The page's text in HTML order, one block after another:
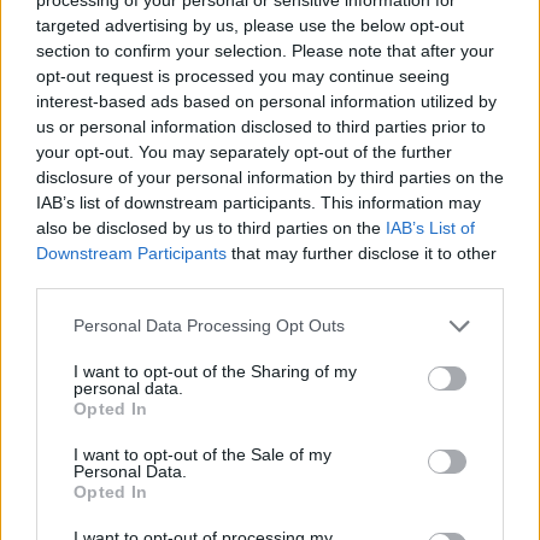
targeted advertising by us, please use the below opt-out
section to confirm your selection. Please note that after your
opt-out request is processed you may continue seeing
interest-based ads based on personal information utilized by
us or personal information disclosed to third parties prior to
your opt-out. You may separately opt-out of the further
disclosure of your personal information by third parties on the
IAB’s list of downstream participants. This information may
also be disclosed by us to third parties on the IAB’s List of
Downstream Participants that may further disclose it to other
Personal Data Processing Opt Outs
I want to opt-out of the Sharing of my
personal data.
Opted In
I want to opt-out of the Sale of my
Personal Data.
Opted In
bodo odstranjeni. Pravila komentiranja →
Failed to fetch
Prihajajoči dogodki
6
Aktivne poletne počitnice z ustvarjalci Studia
Spin
08:00
6
Srečanje članov Gobarskega društva Marauh
Velenje
6
Moč branja: Beremo pod krošnjami
19:00
AVG Večer pesmi Đorđa Balaševića